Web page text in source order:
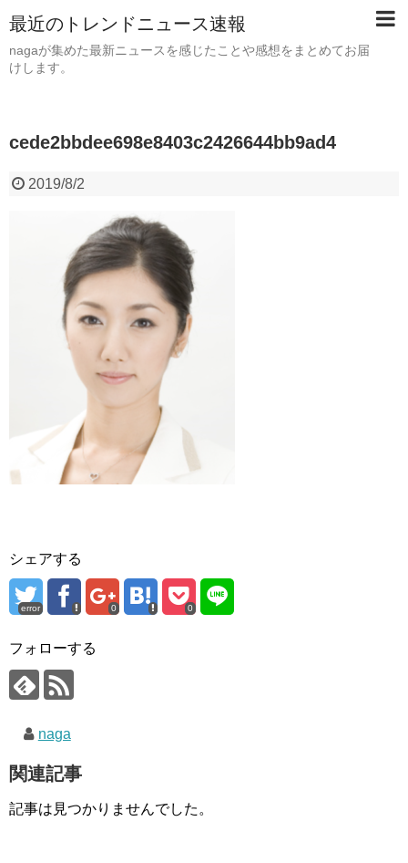
最近のトレンドニュース速報
nagaが集めた最新ニュースを感じたことや感想をまとめてお届
けします。
cede2bbdee698e8403c2426644bb9ad4
2019/8/2
シェアする
error 0 0
フォローする
naga
関連記事
記事は見つかりませんでした。